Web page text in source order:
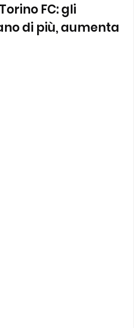
FC: gli
di più, aumenta